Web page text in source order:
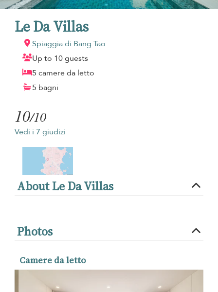
Le Da Villas
Spiaggia di Bang Tao
Up to 10 guests
5 camere da letto
5 bagni
10/10
Vedi i 7 giudizi
About Le Da Villas
Photos
Camere da letto